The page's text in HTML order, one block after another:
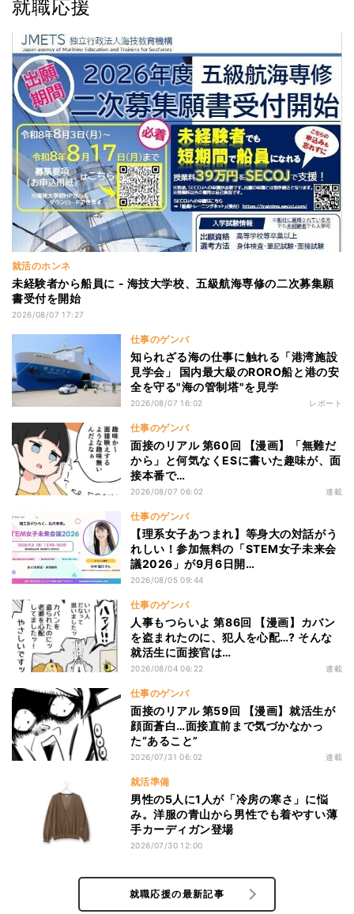
就職応援
就活のホンネ
未経験者から船員に - 海技大学校、五級航海専修の二次募集願
書受付を開始
2026/08/07 17:27
仕事のゲンバ
知られざる海の仕事に触れる「港湾施設
見学会」 国内最大級のRORO船と港の安
全を守る"海の管制塔"を見学
2026/08/07 16:02 レポート
仕事のゲンバ
面接のリアル 第60回 【漫画】「無難だ
から」と何気なくESに書いた趣味が、面
接本番で…
2026/08/07 06:02 連載
仕事のゲンバ
【理系女子あつまれ】等身大の対話がう
れしい！参加無料の「STEM女子未来会
議2026」が9月6日開…
2026/08/05 09:44
仕事のゲンバ
人事もつらいよ 第86回 【漫画】カバン
を盗まれたのに、犯人を心配…? そんな
就活生に面接官は…
2026/08/04 06:22 連載
仕事のゲンバ
面接のリアル 第59回 【漫画】就活生が
顔面蒼白…面接直前まで気づかなかっ
た“あること”
2026/07/31 06:02 連載
就活準備
男性の5人に1人が「冷房の寒さ」に悩
み。洋服の青山から男性でも着やすい薄
手カーディガン登場
2026/07/30 12:00
就職応援の最新記事